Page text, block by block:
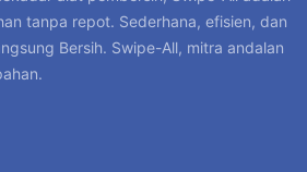
tanpa repot. Sederhana, efisien, dan
Bersih. Swipe-All, mitra andalan